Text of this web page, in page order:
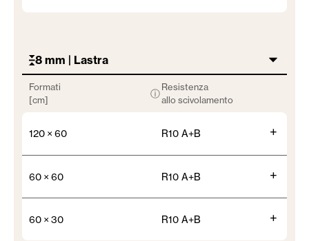
8 mm | Lastra
Formati
[cm]
Resistenza
allo scivolamento
ⓘ
120 × 60 R10 A+B +
60 × 60 R10 A+B +
60 × 30 R10 A+B +